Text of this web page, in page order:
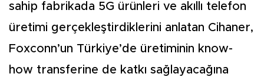
sahip fabrikada 5G ürünleri ve akıllı telefon
üretimi gerçekleştirdiklerini anlatan Cihaner,
Foxconn’un Türkiye’de üretiminin know-
how transferine de katkı sağlayacağına